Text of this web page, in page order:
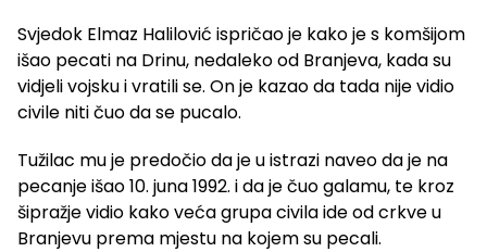
Svjedok Elmaz Halilović ispričao je kako je s komšijom
išao pecati na Drinu, nedaleko od Branjeva, kada su
vidjeli vojsku i vratili se. On je kazao da tada nije vidio
civile niti čuo da se pucalo.
Tužilac mu je predočio da je u istrazi naveo da je na
pecanje išao 10. juna 1992. i da je čuo galamu, te kroz
šipražje vidio kako veća grupa civila ide od crkve u
Branjevu prema mjestu na kojem su pecali.